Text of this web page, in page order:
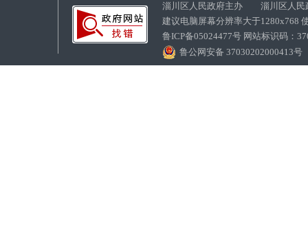
淄川区人民政府主办 淄川区人民
建议电脑屏幕分辨率大于1280x768
鲁ICP备05024477号 网站标识码：
鲁公网安备 37030202000413号